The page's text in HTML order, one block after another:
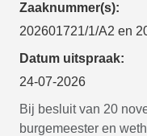
Zaaknummer(s):
202601721/1/A2 en
Datum uitspraak:
24-07-2026
Bij besluit van 20
burgemeester en